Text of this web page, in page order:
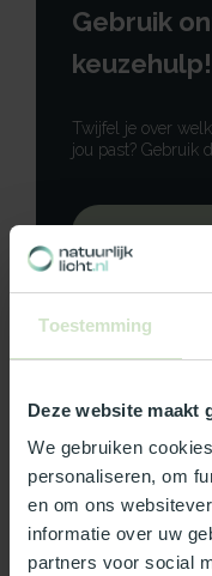
Toestemming
Deze website maakt
We gebruiken
personaliseren, om
en om ons
informatie over uw
partners voor social
Gebruik
keuzehulp!
Twijfel je over
jou past? Gebruik
Neem
Specificaties
Reviews